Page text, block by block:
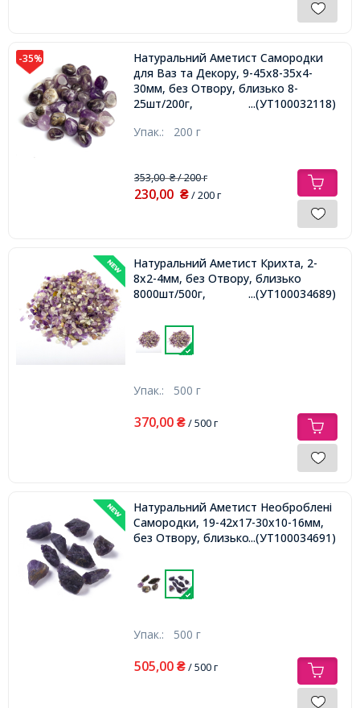
-35%
Натуральний Аметист Самородки
для Ваз та Декору, 9-45x8-35x4-
30мм, без Отвору, близько 8-
25шт/200г,
...(УТ100032118)
Упак.: 200 г
353,00₴/ 200 г
230,00 ₴/ 200 г
Натуральний Аметист Крихта, 2-
8x2-4мм, без Отвору, близько
8000шт/500г,
...(УТ100034689)
Упак.: 500 г
370,00 ₴/ 500 г
Натуральний Аметист Необроблені
Самородки, 19-42x17-30x10-16мм,
без Отвору, близько 25шт/500г
...(УТ100034691)
Упак.: 500 г
505,00 ₴/ 500 г